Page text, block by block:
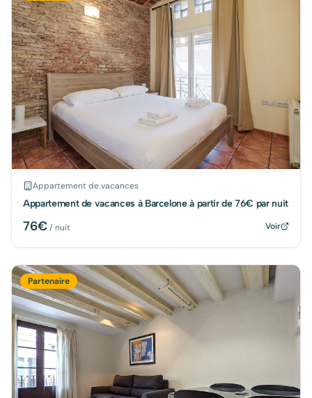
Appartement de vacances
Appartement de vacances à Barcelone à partir de 76€ par nuit
76€/ nuit Voir
Partenaire